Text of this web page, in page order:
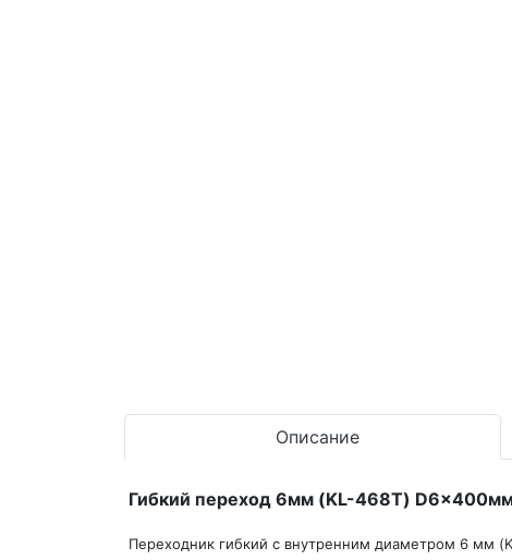
Описание
Гибкий переход 6мм (KL-468T)
Переходник гибкий с внутренним диаметром 6 мм